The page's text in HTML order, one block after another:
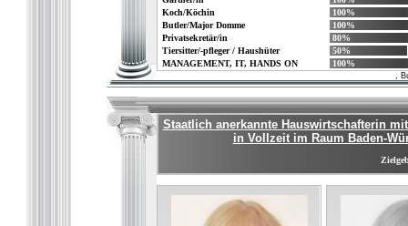
Koch/Köchin
100%
Butler/Major Domme
100%
Privatsekretär/in
80%
Tiersitter/-pfleger / Haushüter
50%
MANAGEMENT, IT, HANDS ON
100%
,
Staatlich anerkannte Hauswirtschafterin
in Vollzeit im Raum Baden-